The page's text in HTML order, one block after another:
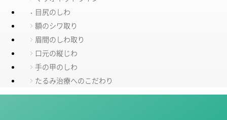
目尻のしわ
額のシワ取り
眉間のしわ取り
口元の縦じわ
手の甲のしわ
たるみ治療へのこだわり